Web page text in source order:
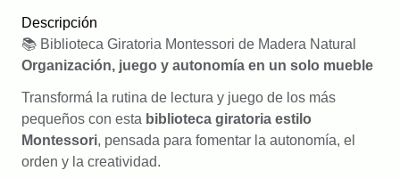
Descripción
📚 Biblioteca Giratoria Montessori de Madera Natural
Organización, juego y autonomía en un solo mueble
Transformá la rutina de lectura y juego de los más
pequeños con esta biblioteca giratoria estilo
Montessori, pensada para fomentar la autonomía, el
orden y la creatividad.